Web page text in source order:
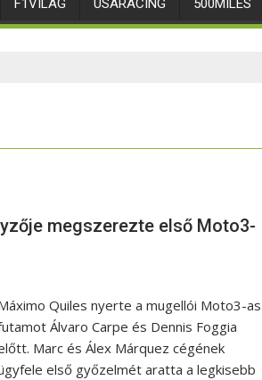
F1VILÁG USARACING 500MILES
megszerezte első Moto3-
Quiles nyerte a mugellói Moto3-as
Álvaro Carpe és Dennis Foggia
Marc és Álex Márquez cégének
első győzelmét aratta a legkisebb